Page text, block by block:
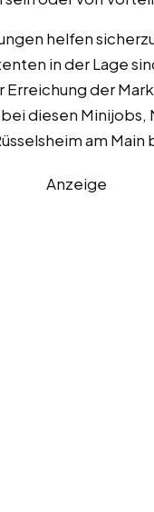
helfen
in der Lage
Erreichung der
diesen Minijobs,
am Main
Anzeige